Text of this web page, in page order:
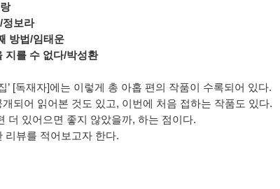
정보라
방법/임태운
지를 수 없다/박성환
’ [독재자]에는 이렇게 총 아홉 편의 작품이 수록되어 있다.
되어 읽어본 것도 있고, 이번에 처음 접하는 작품도 있다.
더 있어으면 좋지 않았을까, 하는 점이다.
리뷰를 적어보고자 한다.